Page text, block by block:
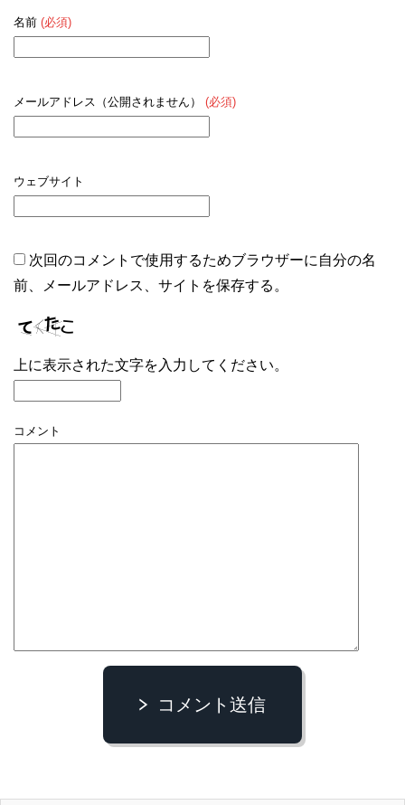
名前 (必須)
メールアドレス（公開されません） (必須)
ウェブサイト
次回のコメントで使用するためブラウザーに自分の名
前、メールアドレス、サイトを保存する。
上に表示された文字を入力してください。
コメント
コメント送信